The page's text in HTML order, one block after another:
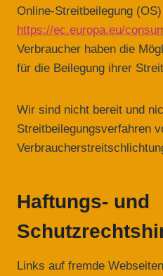
Online-Streitbeilegung
https://ec.europa.eu/
Verbraucher haben die
für die Beilegung ihrer
Wir sind nicht bereit und
Streitbeilegungsverfahren
Haftungs- und
Links auf fremde